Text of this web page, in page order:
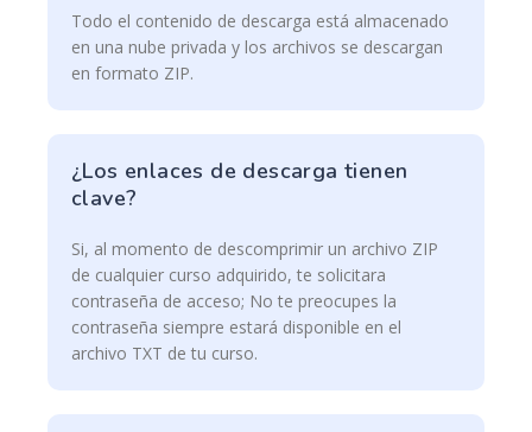
Todo el contenido de descarga está almacenado
en una nube privada y los archivos se descargan
en formato ZIP.
¿Los enlaces de descarga tienen
clave?
Si, al momento de descomprimir un archivo ZIP
de cualquier curso adquirido, te solicitara
contraseña de acceso; No te preocupes la
contraseña siempre estará disponible en el
archivo TXT de tu curso.